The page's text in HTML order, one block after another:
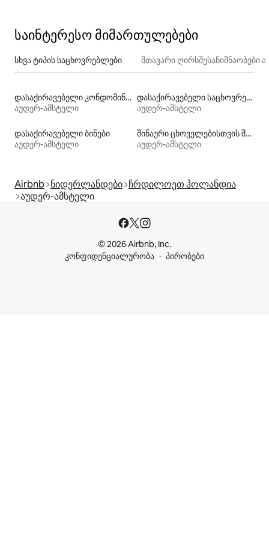
საინტერესო მიმართულებები
სხვა ტიპის საცხოვრებლები მთავარი
დასაქირავებელი კონდომინიუმები
აუდერ-ამსტელი
დასაქირავებელი საცხოვრებლები პლაჟზე გასასვლელით
აუდერ-ამსტელი
დასაქირავებელი ბინები
აუდერ-ამსტელი
შინაური ცხოველებისთვის შესაფერისი დასაქირავებელი საცხოვრებლები
აუდერ-ამსტელი
Airbnb ნიდერლანდები ჩრდილოეთ ჰოლანდია
აუდერ-ამსტელი
© 2026 Airbnb, Inc.
კონფიდენციალურობა
პირობები